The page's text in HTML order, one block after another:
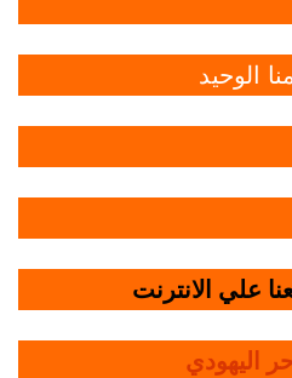
الوحيد
علي الانترنت
اليهودي